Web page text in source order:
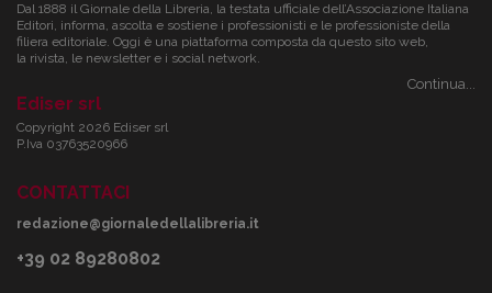
Dal 1888 il Giornale della Libreria, la testata ufficiale dell’Associazione Italiana
Editori, informa, ascolta e sostiene i professionisti e le professioniste della
filiera editoriale. Oggi è una piattaforma composta da questo sito web,
la rivista, le newsletter e i social network.
Continua...
Ediser srl
Copyright 2026 Ediser srl
P.Iva 03763520966
CONTATTACI
redazione@giornaledellalibreria.it
+39 02 89280802